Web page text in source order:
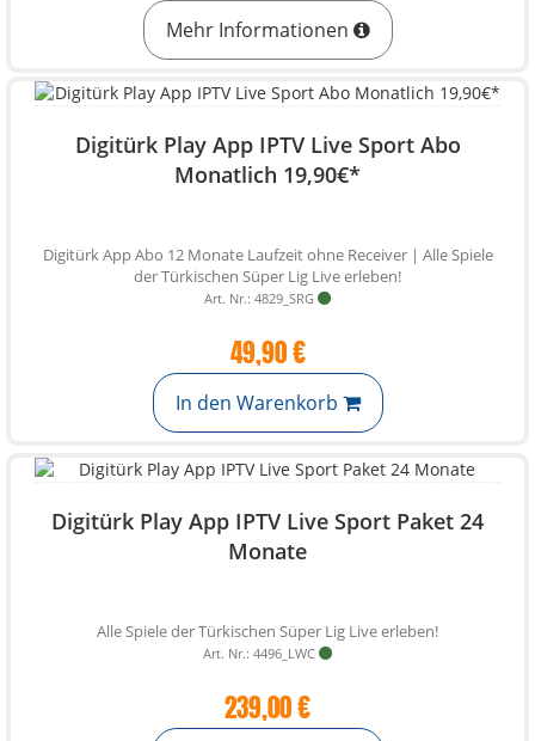
Mehr Informationen
Digitürk Play App IPTV Live Sport Abo
Monatlich 19,90€*
Digitürk App Abo 12 Monate Laufzeit ohne Receiver | Alle Spiele
der Türkischen Süper Lig Live erleben!
Art. Nr.: 4829_SRG
49,90 €
In den Warenkorb
Digitürk Play App IPTV Live Sport Paket 24
Monate
Alle Spiele der Türkischen Süper Lig Live erleben!
Art. Nr.: 4496_LWC
239,00 €